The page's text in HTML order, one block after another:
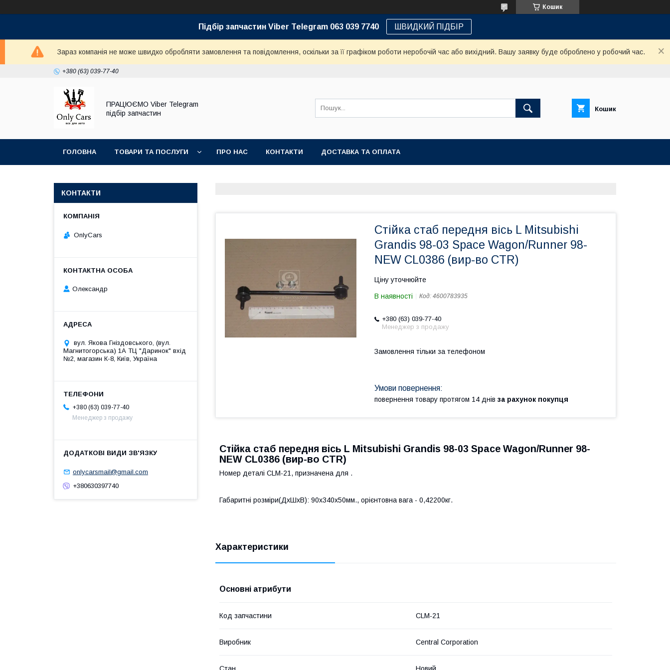
Кошик
Підбір запчастин Viber Telegram 063 039 7740 ШВИДКИЙ ПІДБІР
Зараз компанія не може швидко обробляти замовлення та повідомлення, оскільки за її графіком роботи неробочій час або вихідний. Вашу заявку буде оброблено у робочий час.
+380 (63) 039-77-40
ПРАЦЮЄМО Viber Telegram
підбір запчастин
Кошик
ГОЛОВНА ТОВАРИ ТА ПОСЛУГИ ПРО НАС КОНТАКТИ ДОСТАВКА ТА ОПЛАТА
Стійка стаб передня вісь L Mitsubishi
Grandis 98-03 Space Wagon/Runner 98-
NEW CL0386 (вир-во CTR)
Ціну уточнюйте
В наявності Код: 4600783935
+380 (63) 039-77-40
Менеджер з продажу
Замовлення тільки за телефоном
повернення товару протягом 14 днів за рахунок покупця
Стійка стаб передня вісь L Mitsubishi Grandis 98-03 Space Wagon/Runner 98-
NEW CL0386 (вир-во CTR)
Номер деталі CLM-21, призначена для .
Габаритні розміри(ДхШхВ): 90x340x50мм., орієнтовна вага - 0,42200кг.
Характеристики
Основні атрибути
Код запчастини CLM-21
Виробник Central Corporation
КОНТАКТИ
OnlyCars
Олександр
вул. Якова Гніздовського, (вул.
Магнитогорська) 1А ТЦ "Даринок" вхід
№2, магазин К-8, Київ, Україна
+380 (63) 039-77-40
Менеджер з продажу
onlycarsmail@gmail.com
+380630397740